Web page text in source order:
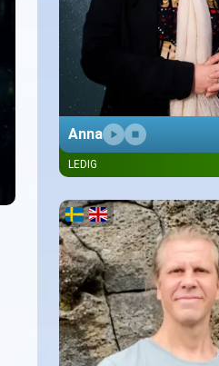
Anna
Presentation kommer snart
LEDIG